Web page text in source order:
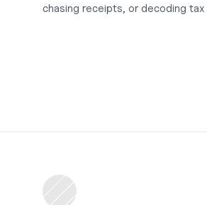
chasing receipts, or decoding tax